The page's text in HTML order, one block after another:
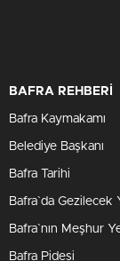
BAFRA REHBERİ
Bafra Kaymakamı
Belediye Başkanı
Bafra Tarihi
Bafra`da Gezilecek
Bafra`nın Meşhur
Bafra Pidesi